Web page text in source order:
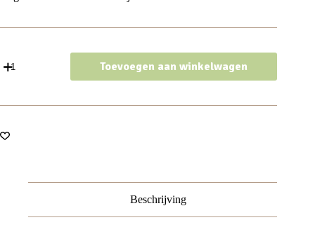
bananenklem
basic
14cm
-
Toevoegen aan winkelwagen
Beschrijving